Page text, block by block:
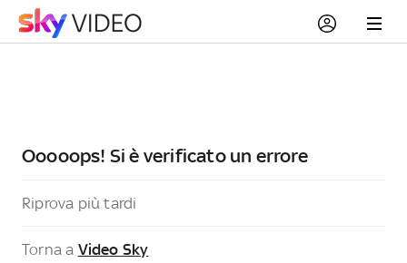
Ooooops! Si è verificato un errore
Riprova più tardi
Torna a Video Sky